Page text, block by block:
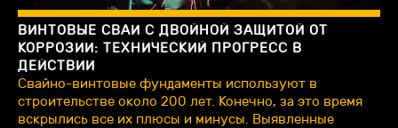
ВИНТОВЫЕ СВАИ С ДВОЙНОЙ ЗАЩИТОЙ ОТ
КОРРОЗИИ: ТЕХНИЧЕСКИЙ ПРОГРЕСС В
ДЕЙСТВИИ
Свайно-винтовые фундаменты используют в
строительстве около 200 лет. Конечно, за это время
вскрылись все их плюсы и минусы. Выявленные